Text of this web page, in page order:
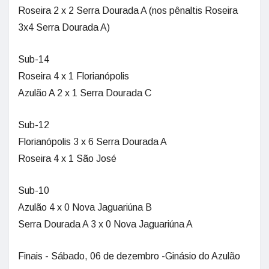
Roseira 2 x 2 Serra Dourada A (nos pênaltis Roseira
3x4 Serra Dourada A)
Sub-14
Roseira 4 x 1 Florianópolis
Azulão A 2 x 1 Serra Dourada C
Sub-12
Florianópolis 3 x 6 Serra Dourada A
Roseira 4 x 1 São José
Sub-10
Azulão 4 x 0 Nova Jaguariúna B
Serra Dourada A 3 x 0 Nova Jaguariúna A
Finais - Sábado, 06 de dezembro -Ginásio do Azulão